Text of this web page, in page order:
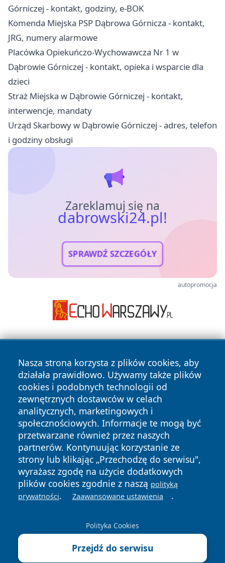
Górniczej - kontakt, godziny, e-BOK
Komenda Miejska PSP Dąbrowa Górnicza - kontakt,
JRG, numery alarmowe
Placówka Opiekuńczo-Wychowawcza Nr 1 w
Dąbrowie Górniczej - kontakt, opieka i wsparcie dla
dzieci
Straż Miejska w Dąbrowie Górniczej - kontakt,
interwencje, mandaty
Urząd Skarbowy w Dąbrowie Górniczej - adres, telefon
i godziny obsługi
Zareklamuj się na
dabrowski24.pl!
SPRAWDŹ SZCZEGÓŁY
autopromocja
Nasza strona korzysta z plików cookies, aby
działała prawidłowo. Używamy także plików
cookies i podobnych technologii od
zewnętrznych dostawców w celach
analitycznych, marketingowych i
społecznościowych. Informacje te mogą być
przetwarzane również przez naszych
partnerów. Kontynuując korzystanie ze
strony lub klikając „Przechodzę do serwisu",
wyrażasz zgodę na użycie dodatkowych
plików cookies zgodnie z naszą polityką
prywatności. Zaawansowane ustawienia .
Polityka Cookies
Przejdź do serwisu
Copyright © 2026 dabrowski24.pl Wszystkie prawa
zastrzeżone.
News Autorzy
Polityka
Prywatności
Polityka
Cookies